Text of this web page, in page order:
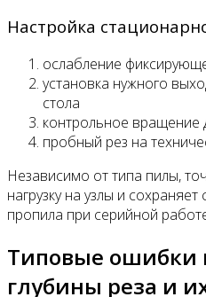
Настройка
ослабление
установка нужного
стола
контрольное вращение
пробный рез на
Независимо от типа пилы,
нагрузку на узлы и
пропила при серийной
Типовые ошибки
глубины реза и